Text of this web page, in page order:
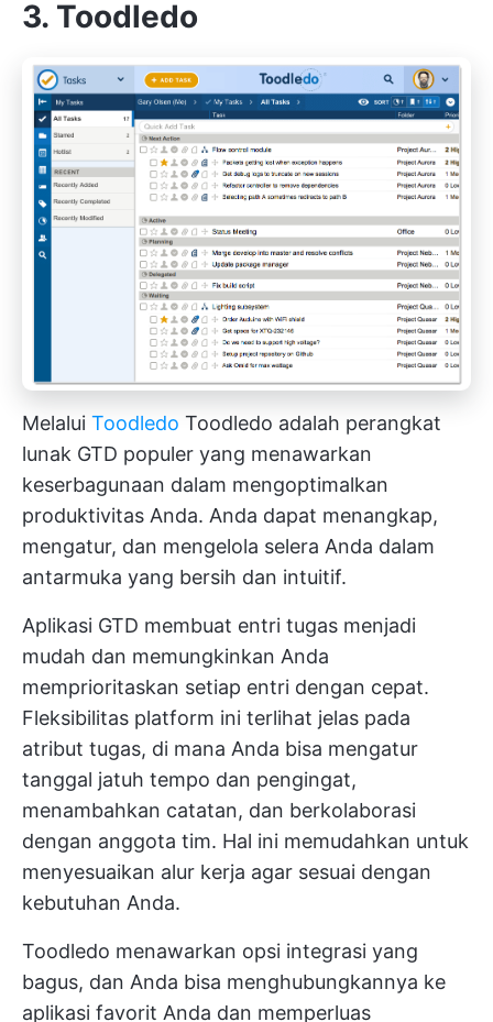
3. Toodledo
Melalui Toodledo Toodledo adalah perangkat
lunak GTD populer yang menawarkan
keserbagunaan dalam mengoptimalkan
produktivitas Anda. Anda dapat menangkap,
mengatur, dan mengelola selera Anda dalam
antarmuka yang bersih dan intuitif.
Aplikasi GTD membuat entri tugas menjadi
mudah dan memungkinkan Anda
memprioritaskan setiap entri dengan cepat.
Fleksibilitas platform ini terlihat jelas pada
atribut tugas, di mana Anda bisa mengatur
tanggal jatuh tempo dan pengingat,
menambahkan catatan, dan berkolaborasi
dengan anggota tim. Hal ini memudahkan untuk
menyesuaikan alur kerja agar sesuai dengan
kebutuhan Anda.
Toodledo menawarkan opsi integrasi yang
bagus, dan Anda bisa menghubungkannya ke
aplikasi favorit Anda dan memperluas